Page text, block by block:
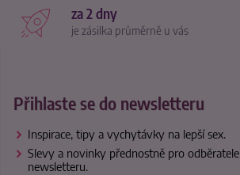
za 2 dny
je zásilka průměrně u vás
Přihlaste se do newsletteru
Inspirace, tipy a vychytávky na lepší sex.
Slevy a novinky přednostně pro odběratele
newsletteru.